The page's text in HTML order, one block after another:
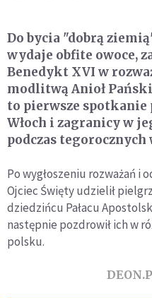
Do bycia "dobrą
wydaje obfite owoce,
Benedykt XVI w
modlitwą Anioł
to pierwsze spotkanie
Włoch i zagranicy w
podczas tegorocznych
Po wygłoszeniu rozważań
Ojciec Święty udzielił
dziedzińcu Pałacu
następnie pozdrowił ich w
polsku.